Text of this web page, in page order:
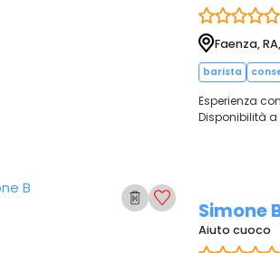
Faenza,
barista
Esperienza
Disponibilità
Simone
Aiuto cuoco